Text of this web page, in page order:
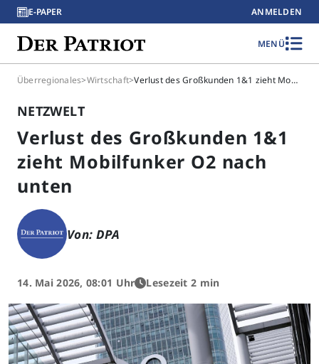
E-PAPER ANMELDEN
MENÜ
Überregionales>Wirtschaft> Verlust des Großkunden 1&1 zieht Mobilfunker O2 nach unten
NETZWELT
Verlust des Großkunden 1&1
zieht Mobilfunker O2 nach
unten
Von: DPA
14. Mai 2026, 08:01 Uhr Lesezeit 2 min